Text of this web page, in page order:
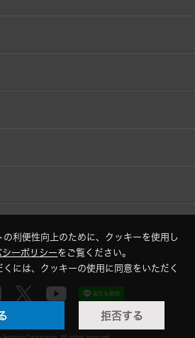
お問い合わせ
く表示
利便性向上のために、クッキーを使用し
ーポリシーをご覧ください。
には、クッキーの使用に同意をいただく
拒否する